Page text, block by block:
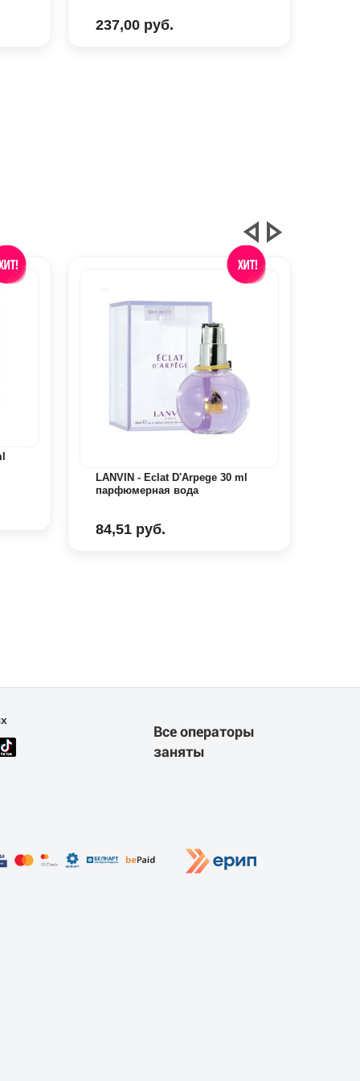
237,00 руб.
LANVIN - Eclat D'Arpege 30 ml
парфюмерная вода
84,51 руб.
Все операторы
заняты